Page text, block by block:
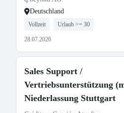
Deutschland
Vollzeit Urlaub >= 30
28.07.2026
Sales Support /
Vertriebsunterstützung
Niederlassung Stuttgart